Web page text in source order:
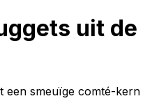
uit de
een smeuïge comté-kern